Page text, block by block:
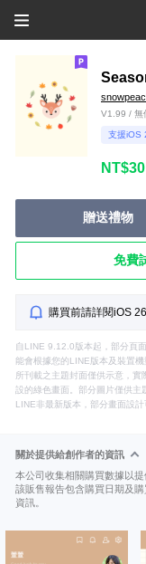
V1.99 / 無
支援iOS
NT$30
贈送禮物
免費
購買前請詳閱iOS
自LINE 9.12.0版本起，部分頁
能會根據您的LINE版本及裝置
所刊載之主題封面僅供示意，
設的綠色畫面。部分圖片僅供主
LINE非最新版本，部分畫面設計
關於提供給創作者的資訊
本公司收集相關購買數據以提
該販售報告包含購買日期及
資訊。